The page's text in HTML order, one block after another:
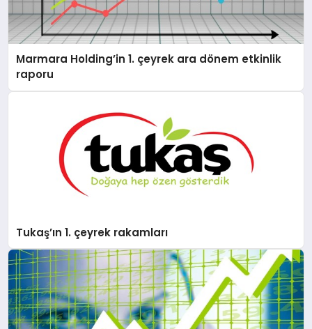
SAĞLIK
SIYASET
Marmara Holding’in 1. çeyrek ara dönem etkinlik
raporu
Tukaş’ın 1. çeyrek rakamları